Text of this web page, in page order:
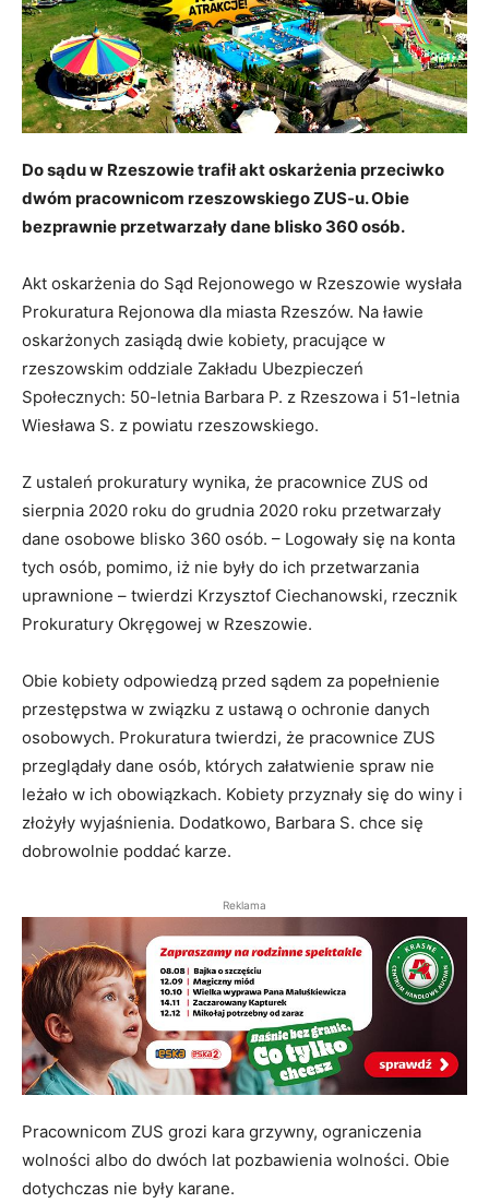
Do sądu w Rzeszowie trafił akt oskarżenia przeciwko
dwóm pracownicom rzeszowskiego ZUS-u. Obie
bezprawnie przetwarzały dane blisko 360 osób.
Akt oskarżenia do Sąd Rejonowego w Rzeszowie wysłała
Prokuratura Rejonowa dla miasta Rzeszów. Na ławie
oskarżonych zasiądą dwie kobiety, pracujące w
rzeszowskim oddziale Zakładu Ubezpieczeń
Społecznych: 50-letnia Barbara P. z Rzeszowa i 51-letnia
Wiesława S. z powiatu rzeszowskiego.
Z ustaleń prokuratury wynika, że pracownice ZUS od
sierpnia 2020 roku do grudnia 2020 roku przetwarzały
dane osobowe blisko 360 osób. – Logowały się na konta
tych osób, pomimo, iż nie były do ich przetwarzania
uprawnione – twierdzi Krzysztof Ciechanowski, rzecznik
Prokuratury Okręgowej w Rzeszowie.
Obie kobiety odpowiedzą przed sądem za popełnienie
przestępstwa w związku z ustawą o ochronie danych
osobowych. Prokuratura twierdzi, że pracownice ZUS
przeglądały dane osób, których załatwienie spraw nie
leżało w ich obowiązkach. Kobiety przyznały się do winy i
złożyły wyjaśnienia. Dodatkowo, Barbara S. chce się
dobrowolnie poddać karze.
Reklama
Pracownicom ZUS grozi kara grzywny, ograniczenia
wolności albo do dwóch lat pozbawienia wolności. Obie
dotychczas nie były karane.